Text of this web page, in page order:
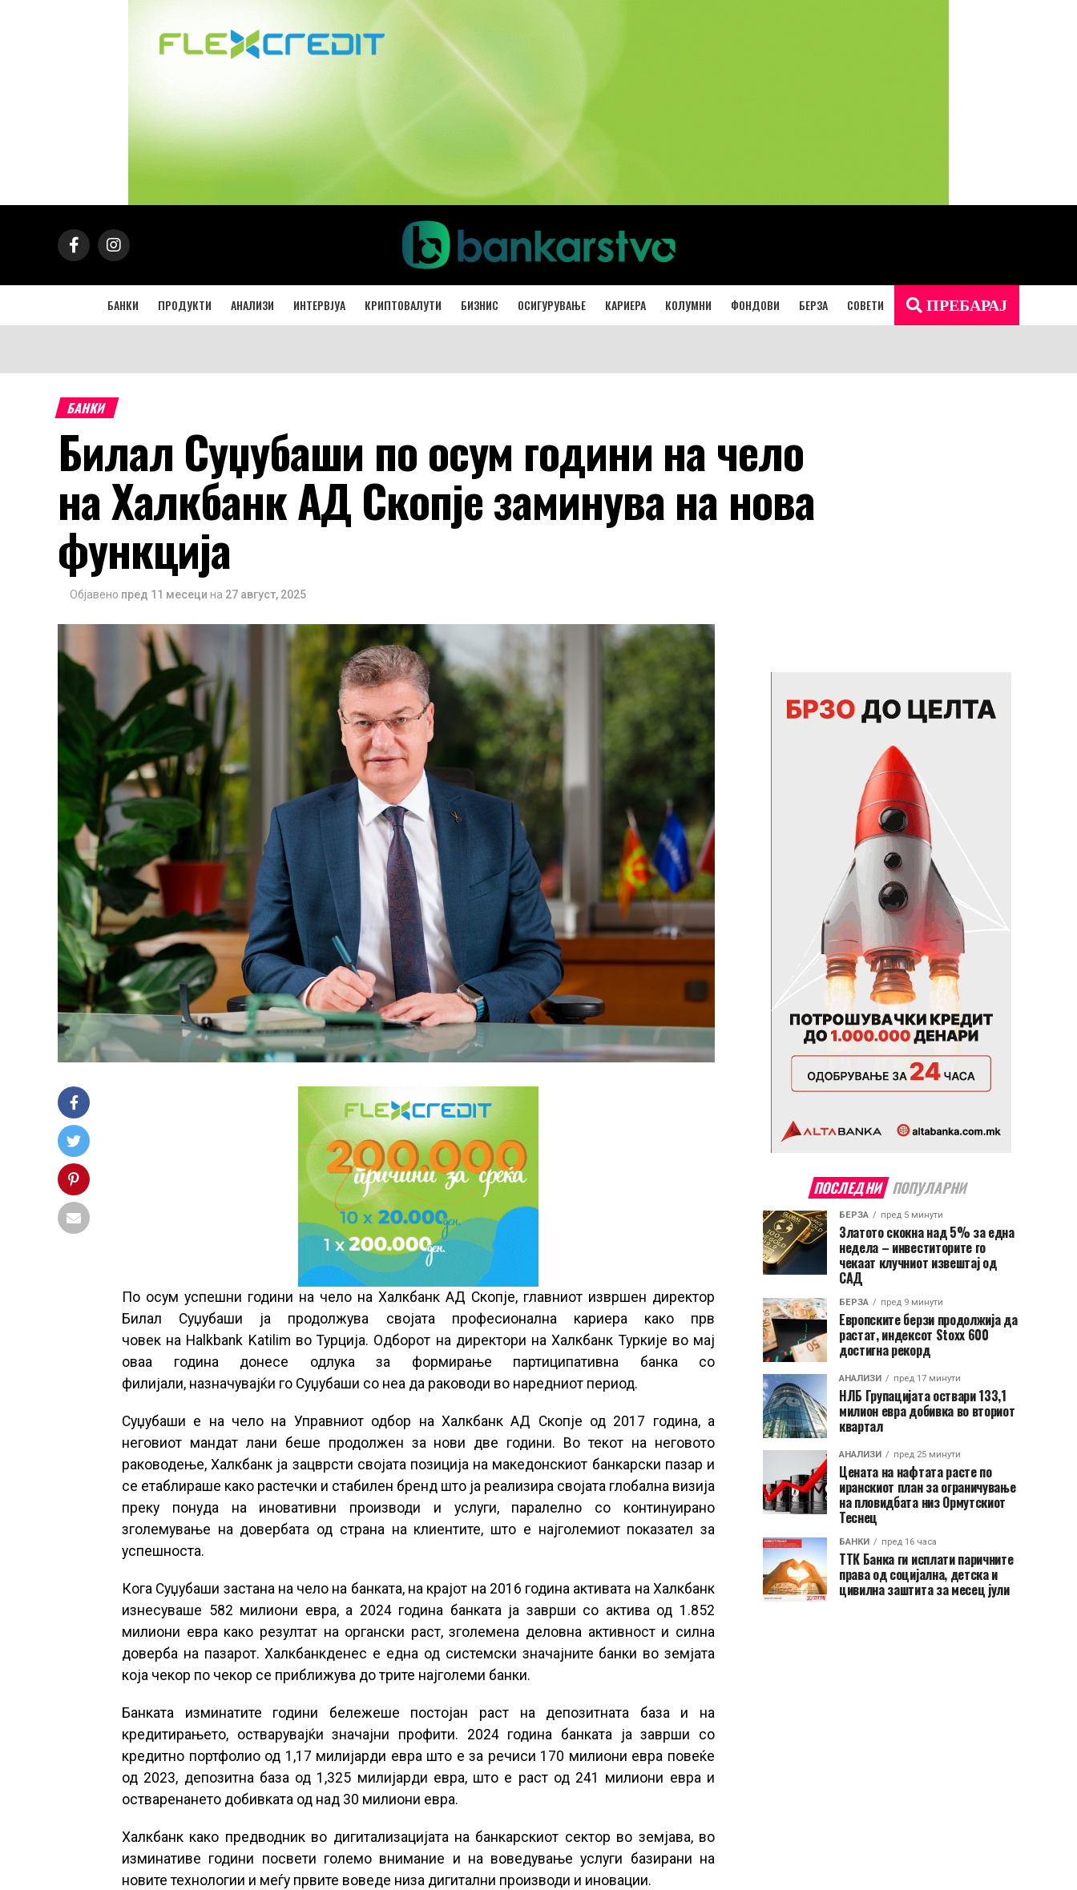
БАНКИ ПРОДУКТИ АНАЛИЗИ ИНТЕРВЈУА КРИПТОВАЛУТИ БИЗНИС ОСИГУРУВАЊЕ КАРИЕРА КОЛУМНИ ФОНДОВИ БЕРЗА СОВЕТИ ПРЕБАРАЈ
БАНКИ
Билал Суџубаши по осум години на чело
на Халкбанк АД Скопје заминува на нова
функција
Објавено пред 11 месеци на 27 август, 2025
По осум успешни години на чело на Халкбанк АД Скопје, главниот извршен директор
Билал Суџубаши ја продолжува својата професионална кариера како прв
човек на Halkbank Katilim во Турција. Одборот на директори на Халкбанк Туркије во мај
оваа година донесе одлука за формирање партиципативна банка со
филијали, назначувајќи го Суџубаши со неа да раководи во наредниот период.
Суџубаши е на чело на Управниот одбор на Халкбанк АД Скопје од 2017 година, а
неговиот мандат лани беше продолжен за нови две години. Во текот на неговото
раководење, Халкбанк ја зацврсти својата позиција на македонскиот банкарски пазар и
се етаблираше како растечки и стабилен бренд што ја реализира својата глобална визија
преку понуда на иновативни производи и услуги, паралелно со континуирано
зголемување на довербата од страна на клиентите, што е најголемиот показател за
успешноста.
Кога Суџубаши застана на чело на банката, на крајот на 2016 година активата на Халкбанк
изнесуваше 582 милиони евра, а 2024 година банката ја заврши со актива од 1.852
милиони евра како резултат на органски раст, зголемена деловна активност и силна
доверба на пазарот. Халкбанкденес е една од системски значајните банки во земјата
која чекор по чекор се приближува до трите најголеми банки.
Банката изминатите години бележеше постојан раст на депозитната база и на
кредитирањето, остварувајќи значајни профити. 2024 година банката ја заврши со
кредитно портфолио од 1,17 милијарди евра што е за речиси 170 милиони евра повеќе
од 2023, депозитна база од 1,325 милијарди евра, што е раст од 241 милиони евра и
остваренането добивката од над 30 милиони евра.
Халкбанк како предводник во дигитализацијата на банкарскиот сектор во земјава, во
изминативе години посвети големо внимание и на воведување услуги базирани на
новите технологии и меѓу првите воведе низа дигитални производи и иновации.
ПОСЛЕДНИ ПОПУЛАРНИ
БЕРЗА пред 5 минути
Златото скокна над 5% за една
недела – инвеститорите го
чекаат клучниот извештај од
САД
БЕРЗА пред 9 минути
Европските берзи продолжија да
растат, индексот Stoxx 600
достигна рекорд
АНАЛИЗИ пред 17 минути
НЛБ Групацијата оствари 133,1
милион евра добивка во вториот
квартал
АНАЛИЗИ пред 25 минути
Цената на нафтата расте по
иранскиот план за ограничување
на пловидбата низ Ормутскиот
Теснец
БАНКИ пред 16 часа
ТТК Банка ги исплати паричните
права од социјална, детска и
цивилна заштита за месец јули